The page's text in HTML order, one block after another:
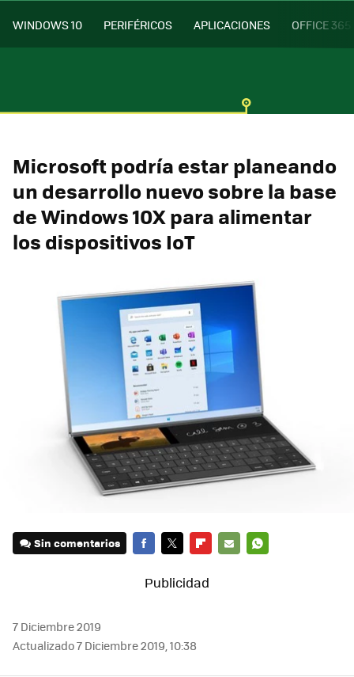
WINDOWS 10 PERIFÉRICOS APLICACIONES OFFICE 365
Microsoft podría estar planeando
un desarrollo nuevo sobre la base
de Windows 10X para alimentar
los dispositivos IoT
Sin comentarios
7 Diciembre 2019
Actualizado 7 Diciembre 2019, 10:38